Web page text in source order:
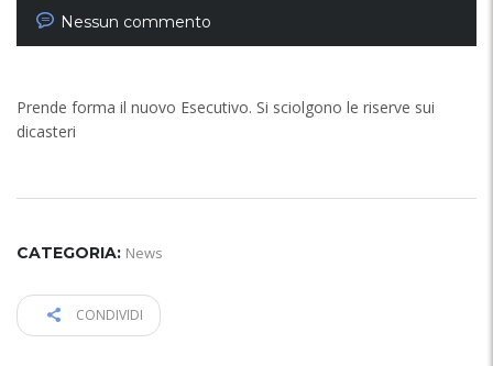
Nessun commento
Prende forma il nuovo Esecutivo. Si sciolgono le riserve sui
dicasteri
CATEGORIA: News
CONDIVIDI